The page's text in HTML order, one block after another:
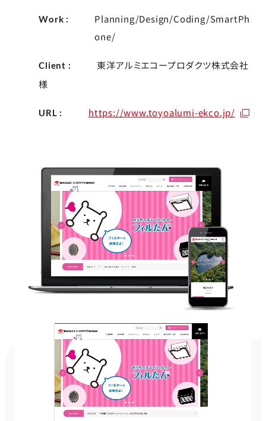
Work :
Planning/Design/Coding/SmartPh
one/
Client :
東洋アルミエコープロダクツ株式会社
様
URL : https://www.toyoalumi-ekco.jp/